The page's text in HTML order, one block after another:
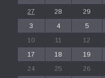
27
28 29
3
4 5
10
11 12
17
18 19
24
25 26